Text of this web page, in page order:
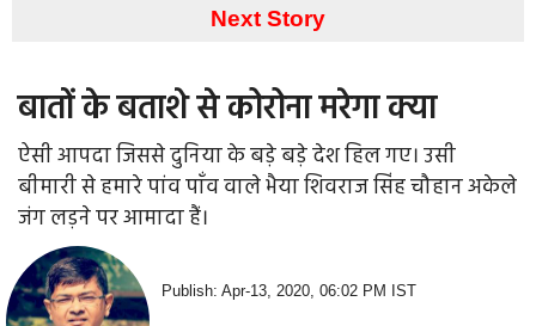
Next Story
बातों के बताशे से कोरोना मरेगा क्या
ऐसी आपदा जिससे दुनिया के बड़े बड़े देश हिल गए। उसी
बीमारी से हमारे पांव पाँव वाले भैया शिवराज सिंह चौहान अकेले
जंग लड़ने पर आमादा हैं।
Publish: Apr-13, 2020, 06:02 PM IST